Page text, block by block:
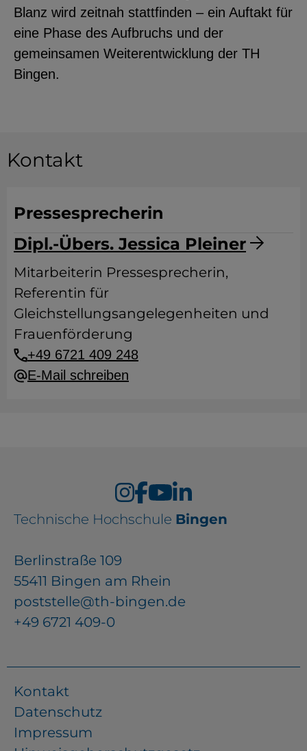
Blanz wird zeitnah stattfinden – ein Auftakt für
eine Phase des Aufbruchs und der
gemeinsamen Weiterentwicklung der TH
Bingen.
Kontakt
Dipl.-Übers. Jessica Pleiner
Pressesprecherin
Mitarbeiterin Pressesprecherin,
Referentin für
Gleichstellungsangelegenheiten und
Frauenförderung
+49 6721 409 248
E-Mail schreiben
Technische Hochschule Bingen
Berlinstraße 109
55411 Bingen am Rhein
poststelle@th-bingen.de
+49 6721 409-0
Kontakt
Datenschutz
Impressum